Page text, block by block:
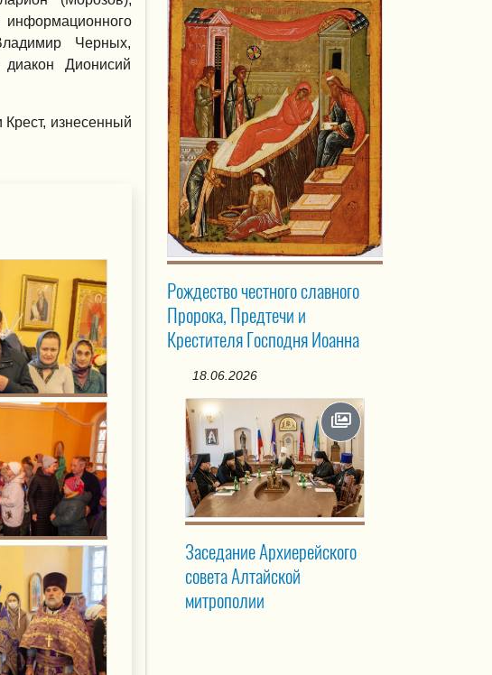
информационного
Черных,
Дионисий
изнесенный
Рождество честного славного
Пророка, Предтечи и
Крестителя Господня Иоанна
18.06.2026
Заседание Архиерейского
совета Алтайской
митрополии